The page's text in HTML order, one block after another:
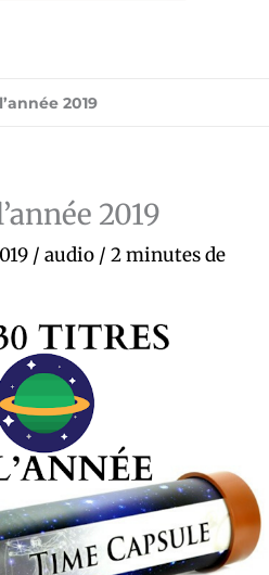
2019
2019
/audio /2 minutes de